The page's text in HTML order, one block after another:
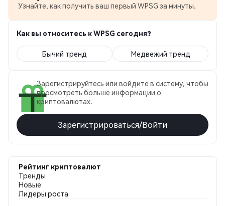
Узнайте, как получить ваш первый WPSG за минуты.
Как вы относитесь к WPSG сегодня?
Бычий тренд Медвежий тренд
Зарегистрируйтесь или войдите в систему, чтобы
просмотреть больше информации о
криптовалютах.
Зарегистрироваться/Войти
Рейтинг криптовалют
Тренды
Новые
Лидеры роста